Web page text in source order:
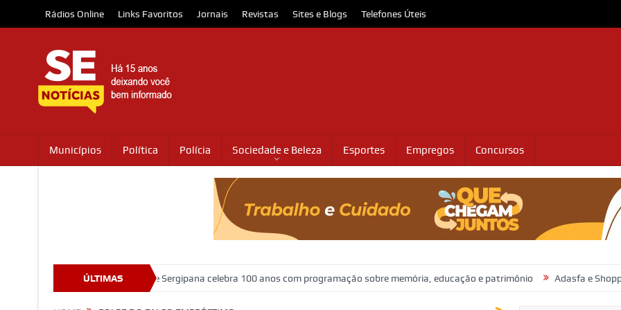
Rádios Online Links Favoritos Jornais Revistas Sites e Blogs Telefones Úteis
Municípios Política Polícia Sociedade e Beleza Esportes Empregos Concursos
ÚLTIMAS
o Museu da Gente Sergipana celebra 100 anos com programação sobre memória, educação e patrimônio Adasfa e Shopping Jardins